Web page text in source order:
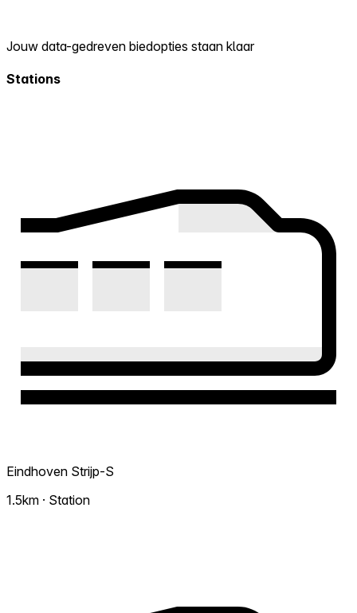
Jouw data-gedreven biedopties staan klaar
Stations
Eindhoven Strijp-S
1.5km · Station